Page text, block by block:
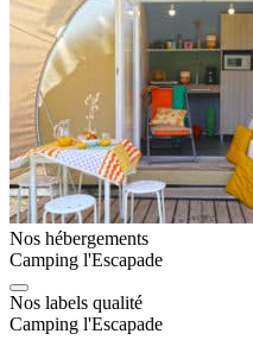
Nos hébergements
Camping l'Escapade
Nos labels qualité
Camping l'Escapade